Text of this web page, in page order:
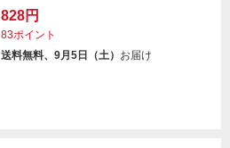
828円
83ポイント
送料無料、9月5日（土） お届け